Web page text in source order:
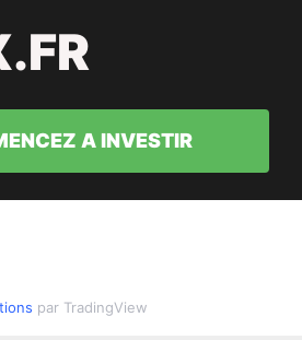
A INVESTIR
par TradingView